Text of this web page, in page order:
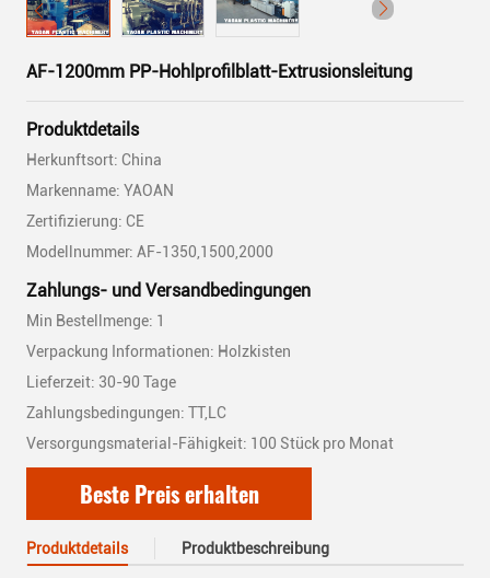
AF-1200mm PP-Hohlprofilblatt-Extrusionsleitung
Produktdetails
Herkunftsort: China
Markenname: YAOAN
Zertifizierung: CE
Modellnummer: AF-1350,1500,2000
Zahlungs- und Versandbedingungen
Min Bestellmenge: 1
Verpackung Informationen: Holzkisten
Lieferzeit: 30-90 Tage
Zahlungsbedingungen: TT,LC
Versorgungsmaterial-Fähigkeit: 100 Stück pro Monat
Beste Preis erhalten
Produktdetails Produktbeschreibung